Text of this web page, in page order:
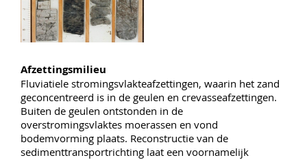
Afzettingsmilieu
Fluviatiele stromingsvlakteafzettingen, waarin het zand
geconcentreerd is in de geulen en crevasseafzettingen.
Buiten de geulen ontstonden in de
overstromingsvlaktes moerassen en vond
bodemvorming plaats. Reconstructie van de
sedimenttransportrichting laat een voornamelijk